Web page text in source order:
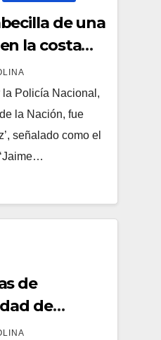
de una
la costa
la Policía Nacional,
la Nación, fue
señalado como el
de
de